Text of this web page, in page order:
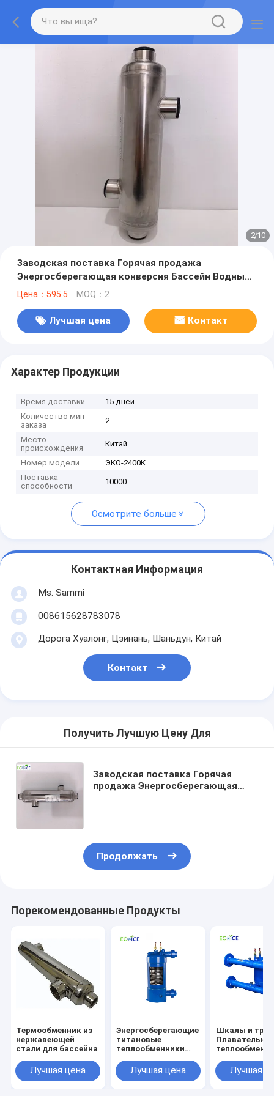
2/10
Заводская поставка Горячая продажа
Энергосберегающая конверсия Бассейн Водный
теплообменник Нержавеющая сталь 316
Цена：595.5 MOQ：2
Лучшая цена Контакт
Характер Продукции
Время доставки
15 дней
Количество мин
заказа
2
Место
происхождения
Китай
Номер модели
ЭКО-2400К
Поставка
способности
10000
Осмотрите больше
Контактная Информация
Ms. Sammi
008615628783078
Дорога Хуалонг, Цзинань, Шаньдун, Китай
Контакт
Получить Лучшую Цену Для
Заводская поставка Горячая
продажа Энергосберегающая
Продолжать
Порекомендованные Продукты
Термообменник из
нержавеющей
стали для бассейна
Лучшая цена
Энергосберегающие
титановые
теплообменники
качественным
дизайном
Лучшая цена
Шкалы и
коррозионной
защиты
Лучшая